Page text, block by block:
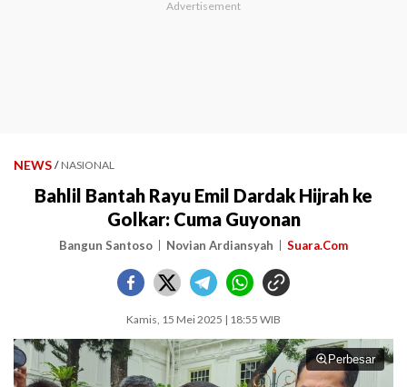
NEWS / NASIONAL
Bahlil Bantah Rayu Emil Dardak Hijrah ke
Golkar: Cuma Guyonan
Bangun Santoso Novian Ardiansyah Suara.Com
Kamis, 15 Mei 2025 | 18:55 WIB
Perbesar